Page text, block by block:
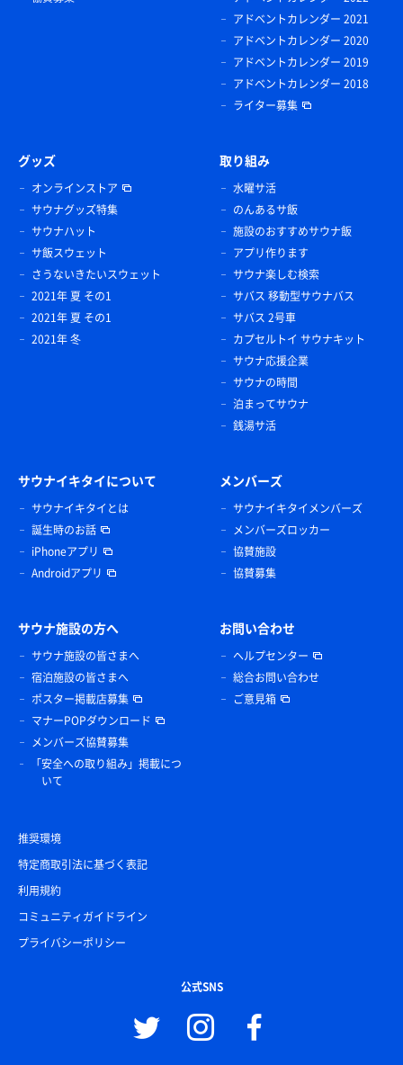
アドベントカレンダー 2021
アドベントカレンダー 2020
アドベントカレンダー 2019
アドベントカレンダー 2018
ライター募集
グッズ
オンラインストア
サウナグッズ特集
サウナハット
サ飯スウェット
さうないきたいスウェット
2021年 夏 その1
2021年 夏 その1
2021年 冬
取り組み
水曜サ活
のんあるサ飯
施設のおすすめサウナ飯
アプリ作ります
サウナ楽しむ検索
サバス 移動型サウナバス
サバス 2号車
カプセルトイ サウナキット
サウナ応援企業
サウナの時間
泊まってサウナ
銭湯サ活
サウナイキタイについて
サウナイキタイとは
誕生時のお話
iPhoneアプリ
Androidアプリ
メンバーズ
サウナイキタイメンバーズ
メンバーズロッカー
協賛施設
協賛募集
サウナ施設の方へ
サウナ施設の皆さまへ
宿泊施設の皆さまへ
ポスター掲載店募集
マナーPOPダウンロード
メンバーズ協賛募集
「安全への取り組み」掲載につ
いて
お問い合わせ
ヘルプセンター
総合お問い合わせ
ご意見箱
推奨環境
特定商取引法に基づく表記
利用規約
コミュニティガイドライン
プライバシーポリシー
公式SNS